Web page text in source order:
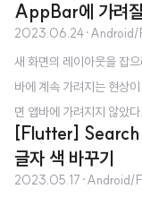
AppBar에 가려
2023.06.24·Android/
새 화면의 레이아웃을 잡
바에 계속 가려지는 현상
면 앱바에 가려지지 않았
치한다. 그런데 ListView
Scaffold 의
정되어 있으면 말 그대로
[Flutter]
글자 색 바꾸기
2023.05.17 ·Android/